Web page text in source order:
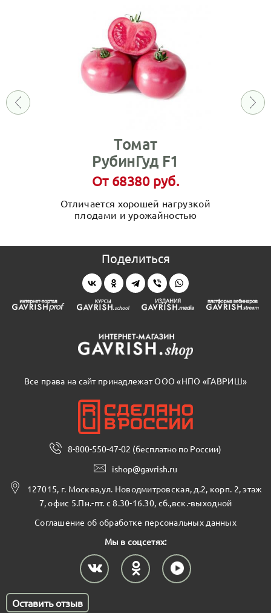
Томат
РубинГуд F1
От 68380 руб.
Отличается хорошей нагрузкой
плодами и урожайностью
Поделиться
Все права на сайт принадлежат ООО «НПО «ГАВРИШ»
8-800-550-47-02 (бесплатно по России)
ishop@gavrish.ru
127015, г. Москва,ул. Новодмитровская, д.2, корп. 2, этаж
7, офис 5.Пн.-пт. с 8.30-16.30, сб.,вск.-выходной
Соглашение об обработке персональных данных
Мы в соцсетях:
Оставить отзыв